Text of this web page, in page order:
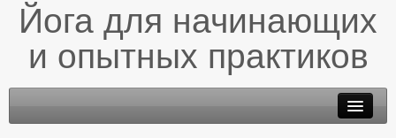
Йога для начинающих
и опытных практиков